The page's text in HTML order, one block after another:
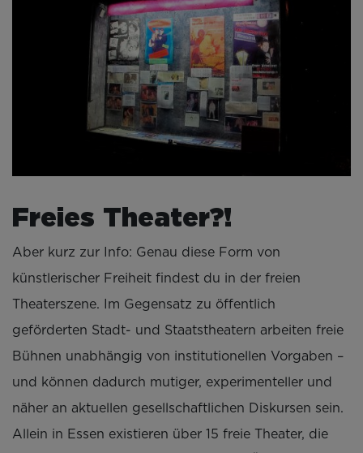
Freies Theater?!
Aber kurz zur Info: Genau diese Form von
künstlerischer Freiheit findest du in der freien
Theaterszene. Im Gegensatz zu öffentlich
geförderten Stadt- und Staatstheatern arbeiten freie
Bühnen unabhängig von institutionellen Vorgaben –
und können dadurch mutiger, experimenteller und
näher an aktuellen gesellschaftlichen Diskursen sein.
Allein in Essen existieren über 15 freie Theater, die